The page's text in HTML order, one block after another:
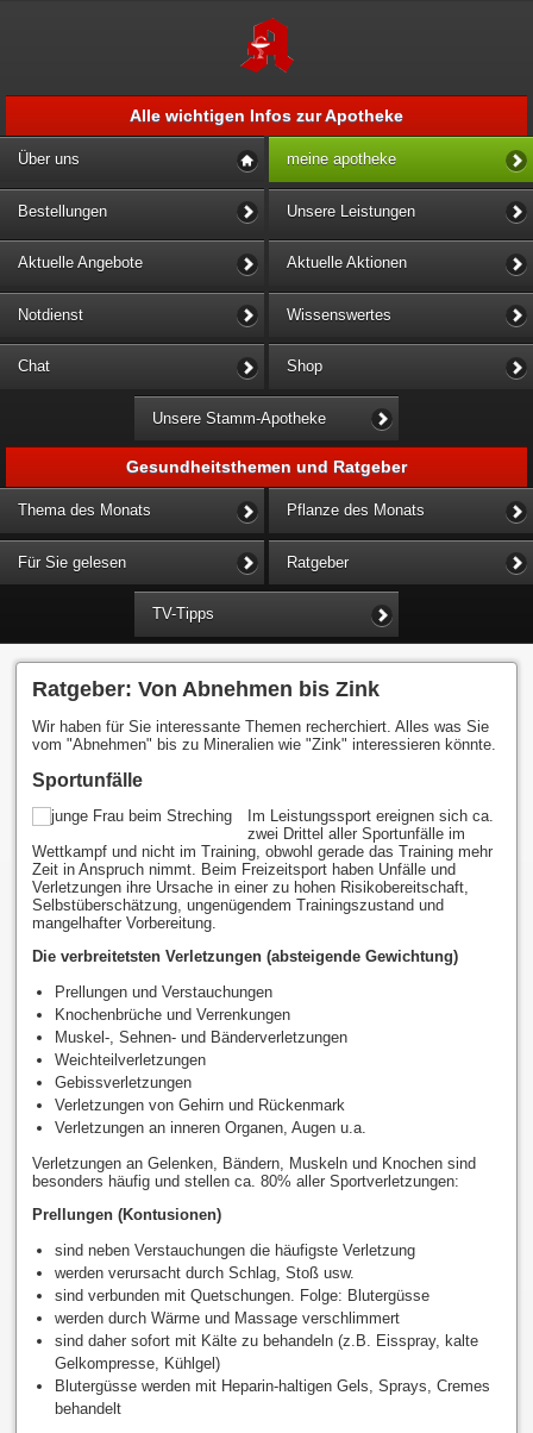
Alle wichtigen Infos zur Apotheke
Über uns meine apotheke
Bestellungen Unsere Leistungen
Aktuelle Angebote Aktuelle Aktionen
Notdienst Wissenswertes
Chat Shop
Unsere Stamm-Apotheke
Gesundheitsthemen und Ratgeber
Thema des Monats Pflanze des Monats
Für Sie gelesen Ratgeber
TV-Tipps
Ratgeber: Von Abnehmen bis Zink
Wir haben für Sie interessante Themen recherchiert. Alles was Sie
vom "Abnehmen" bis zu Mineralien wie "Zink" interessieren könnte.
Sportunfälle
Im Leistungssport ereignen sich ca.
zwei Drittel aller Sportunfälle im
Wettkampf und nicht im Training, obwohl gerade das Training mehr
Zeit in Anspruch nimmt. Beim Freizeitsport haben Unfälle und
Verletzungen ihre Ursache in einer zu hohen Risikobereitschaft,
Selbstüberschätzung, ungenügendem Trainingszustand und
mangelhafter Vorbereitung.
Die verbreitetsten Verletzungen (absteigende Gewichtung)
Prellungen und Verstauchungen
Knochenbrüche und Verrenkungen
Muskel-, Sehnen- und Bänderverletzungen
Weichteilverletzungen
Gebissverletzungen
Verletzungen von Gehirn und Rückenmark
Verletzungen an inneren Organen, Augen u.a.
Verletzungen an Gelenken, Bändern, Muskeln und Knochen sind
besonders häufig und stellen ca. 80% aller Sportverletzungen:
Prellungen (Kontusionen)
sind neben Verstauchungen die häufigste Verletzung
werden verursacht durch Schlag, Stoß usw.
sind verbunden mit Quetschungen. Folge: Blutergüsse
werden durch Wärme und Massage verschlimmert
sind daher sofort mit Kälte zu behandeln (z.B. Eisspray, kalte
Gelkompresse, Kühlgel)
Blutergüsse werden mit Heparin-haltigen Gels, Sprays, Cremes
behandelt